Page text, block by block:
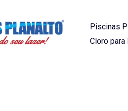
Piscinas
Cloro para